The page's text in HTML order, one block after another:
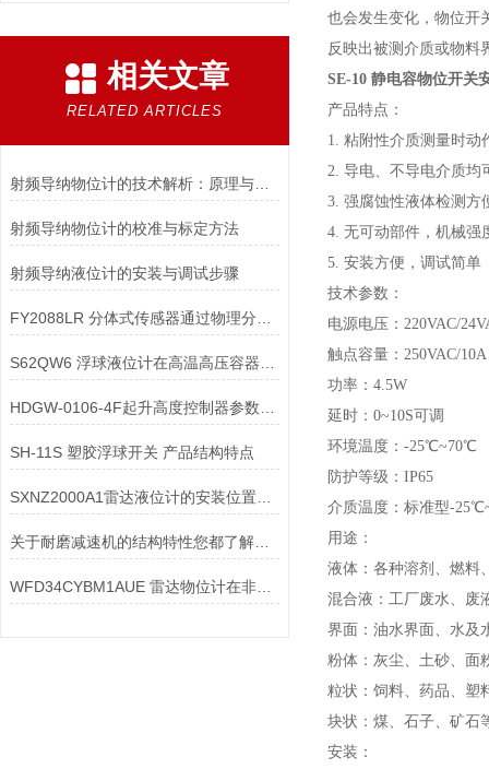
相关文章
RELATED ARTICLES
射频导纳物位计的技术解析：原理与应用
射频导纳物位计的校准与标定方法
射频导纳液位计的安装与调试步骤
SH-11S 塑胶浮球开关 产品结构特点
关于耐磨减速机的结构特性您都了解吗？
WFD34CYBM1AUE 雷达物位计在非接触测量方面有哪些技术优势
也会发生变化，物位开
反映出被测介质或物料
SE-10 静电容物位开关
产品特点：
1. 粘附性介质测量时动
2. 导电、不导电介质均
3. 强腐蚀性液体检测方
4. 无可动部件，机械强
5. 安装方便，调试简单
技术参数：
电源电压：220VAC/
触点容量：250VAC/
功率：4.5W
延时：0~10S可调
环境温度：-25℃~70℃
防护等级：IP65
介质温度：标准型-
用途：
液体：各种溶剂、燃料
混合液：工厂废水、废
界面：油水界面、水及
粉体：灰尘、土砂、面
粒状：饲料、药品、塑
块状：煤、石子、矿石
安装：